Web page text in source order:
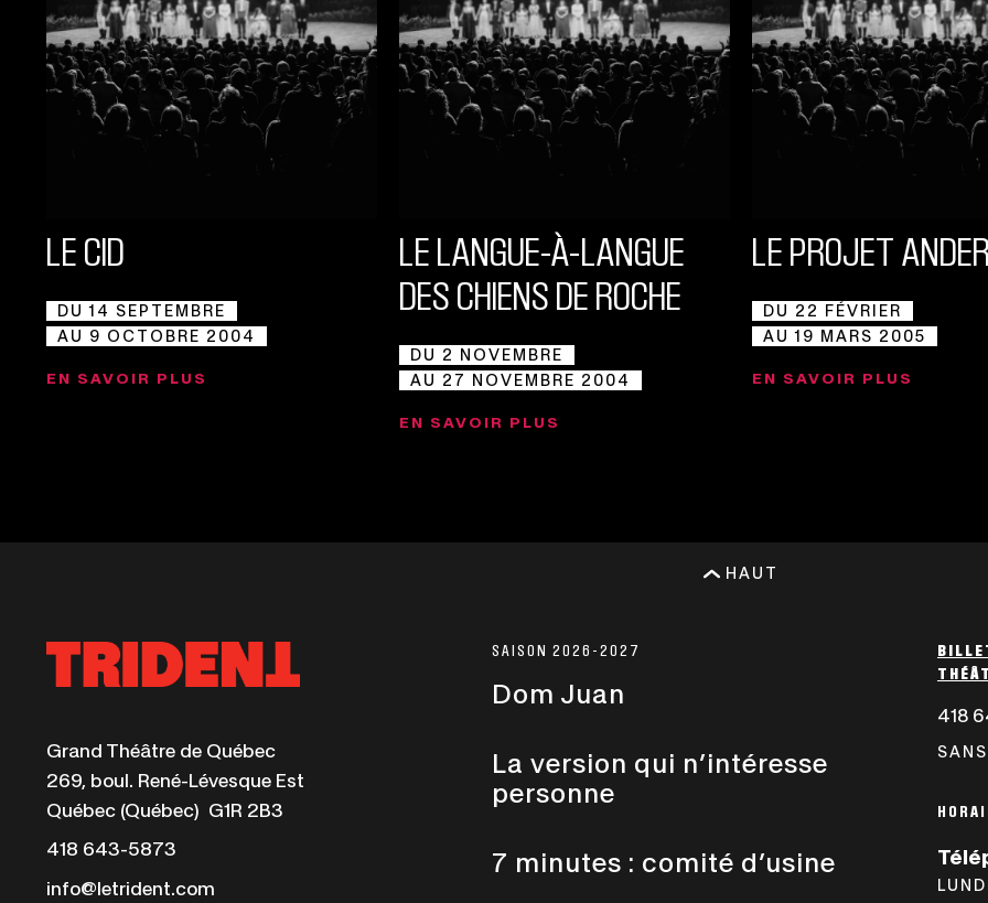
LE CID
DU 14 SEPTEMBRE
AU 9 OCTOBRE 2004
EN SAVOIR PLUS
LE LANGUE-À-LANGUE
DES CHIENS DE ROCHE
DU 2 NOVEMBRE
AU 27 NOVEMBRE 2004
EN SAVOIR PLUS
LE PROJET
DU 22 FÉVRIER
AU 19 MARS 2005
EN SAVOIR PLUS
HAUT
Grand Théâtre de QuébecCe
lien
s'ouvrira
269, boul. René-Lévesque Est
Québec (Québec) G1R 2B3
418 643-5873
info@letrident.com
SAISON 2026-2027
Dom Juan
La version qui n’intéresse
personne
7 minutes : comité d’usine
418